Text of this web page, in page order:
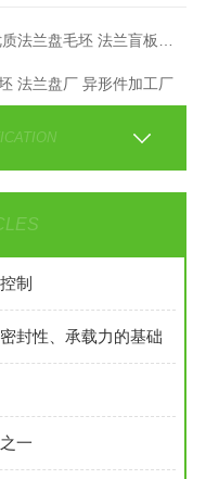
兰盘毛坯 法兰盲板毛坯
法兰盘厂 异形件加工厂
制
封性、承载力的基础
一